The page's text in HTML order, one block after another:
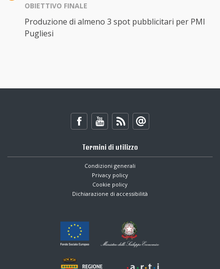
OBIETTIVO FINALE
Produzione di almeno 3 spot pubblicitari per PMI
Pugliesi
Termini di utilizzo
Condizioni generali
Privacy policy
Cookie policy
Dichiarazione di accessibilità